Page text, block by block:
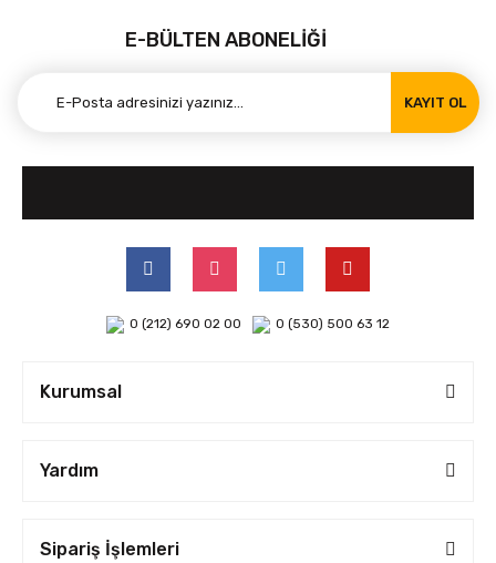
E-BÜLTEN ABONELİĞİ
KAYIT OL
0 (212) 690 02 00 0 (530) 500 63 12
Kurumsal
Yardım
Sipariş İşlemleri